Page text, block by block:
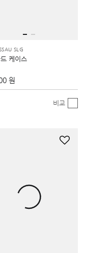
SLG
케이스
원
비교